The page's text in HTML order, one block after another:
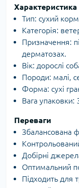
Характеристика
Тип: сухий
Категорія:
Призначення:
дерматозах.
Вік: дорослі
Породи: малі,
Форма: сухі
Вага упаковки:
Переваги
Збалансована
Добірні
Оптимальний
Підходить для